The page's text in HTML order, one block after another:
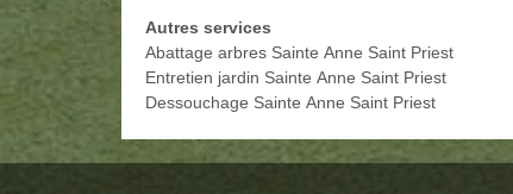
Autres services
Abattage arbres Sainte Anne Saint Priest
Entretien jardin Sainte Anne Saint Priest
Dessouchage Sainte Anne Saint Priest